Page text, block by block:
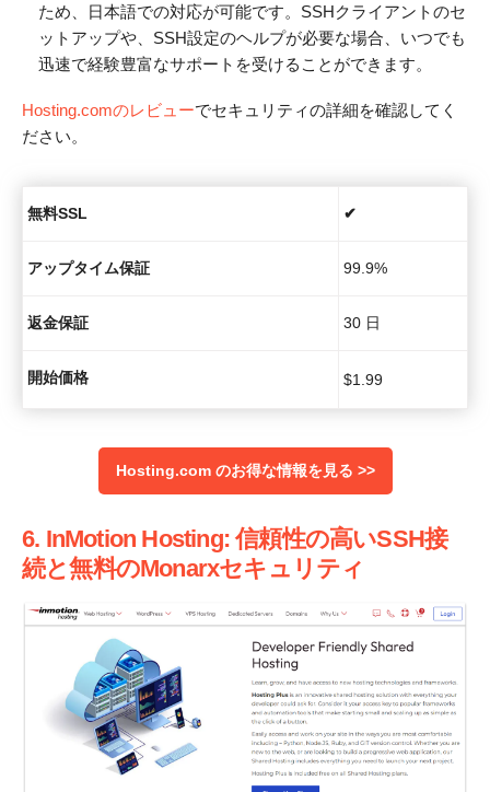
ため、日本語での対応が可能です。SSHクライアントのセ
ットアップや、SSH設定のヘルプが必要な場合、いつでも
迅速で経験豊富なサポートを受けることができます。
Hosting.comのレビューでセキュリティの詳細を確認してく
ださい。
無料SSL ✔
アップタイム保証 99.9%
返金保証 30 日
開始価格 $1.99
Hosting.com のお得な情報を見る >>
6. InMotion Hosting: 信頼性の高いSSH接
続と無料のMonarxセキュリティ